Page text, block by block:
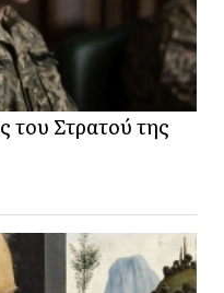
του Στρατού της